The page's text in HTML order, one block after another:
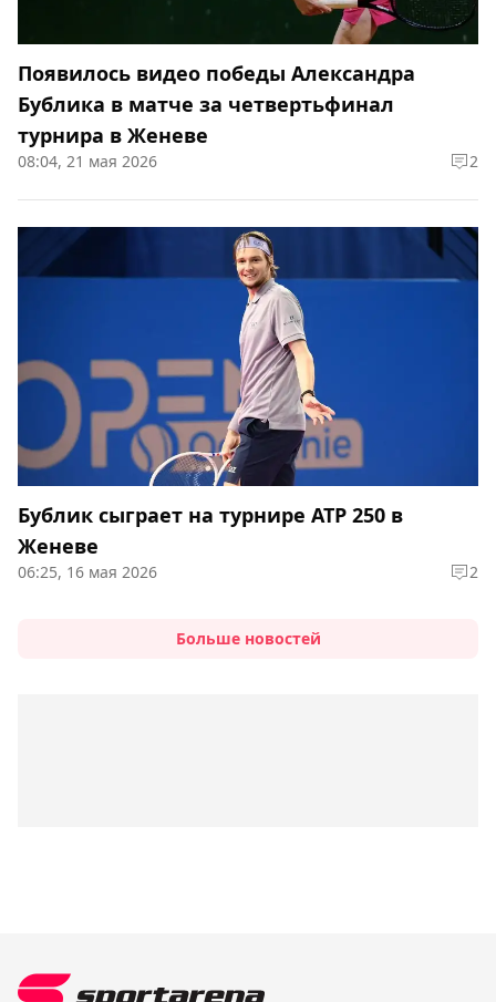
Появилось видео победы Александра
Бублика в матче за четвертьфинал
турнира в Женеве
08:04, 21 мая 2026 2
Бублик сыграет на турнире ATP 250 в
Женеве
06:25, 16 мая 2026 2
Больше новостей